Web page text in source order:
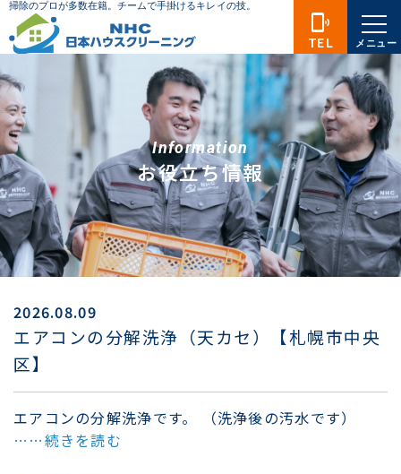
Information
お役立ち情報
2026.08.09
エアコンの分解洗浄（天カセ）【札幌市中央
区】
エアコンの分解洗浄です。 （洗浄後の汚水です）
……続きを読む
phonelink_ring
TEL メニュー